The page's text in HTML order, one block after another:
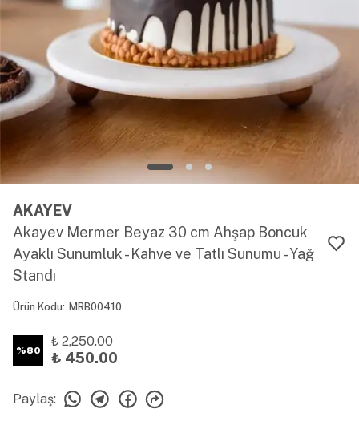
AKAYEV
Akayev Mermer Beyaz 30 cm Ahşap Boncuk
Ayaklı Sunumluk - Kahve ve Tatlı Sunumu - Yağ
Standı
Ürün Kodu: MRB00410
%80
₺ 2,250.00
₺ 450.00
Paylaş: